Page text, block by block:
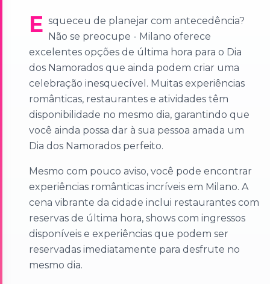
E squeceu de planejar com antecedência?
Não se preocupe - Milano oferece
excelentes opções de última hora para o Dia
dos Namorados que ainda podem criar uma
celebração inesquecível. Muitas experiências
românticas, restaurantes e atividades têm
disponibilidade no mesmo dia, garantindo que
você ainda possa dar à sua pessoa amada um
Dia dos Namorados perfeito.
Mesmo com pouco aviso, você pode encontrar
experiências românticas incríveis em Milano. A
cena vibrante da cidade inclui restaurantes com
reservas de última hora, shows com ingressos
disponíveis e experiências que podem ser
reservadas imediatamente para desfrute no
mesmo dia.